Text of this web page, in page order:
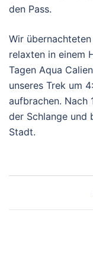
den Pass.
Wir
relaxten in einem
Tagen Aqua
unseres Trek um
aufbrachen. Nach
der Schlange und
Stadt.